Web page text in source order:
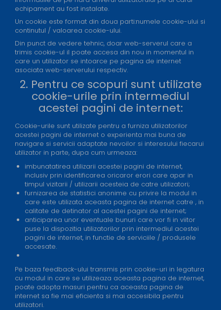
echipament au fost instalate.
Un cookie este format din doua parti:numele cookie-ului si
continutul / valoarea cookie-ului.
Din punct de vedere tehnic, doar web-serverul care a
trimis cookie-ul il poate accesa din nou in momentul in
care un utilizator se intoarce pe pagina de internet
asociata web-serverului respectiv.
2. Pentru ce scopuri sunt utilizate
cookie-urile prin intermediul
acestei pagini de internet:
Cookie-urile sunt utilizate pentru a furniza utilizatorilor
acestei pagini de internet o experienta mai buna de
navigare si servicii adaptate nevoilor si interesului fiecarui
utilizator in parte, dupa cum urmeaza:
imbunatatirea utilizarii acestei pagini de internet,
inclusiv prin identificarea oricaror erori care apar in
timpul vizitarii / utilizarii acesteia de catre utilizatori;
furnizarea de statistici anonime cu privire la modul in
care este utilizata aceasta pagina de internet catre , in
calitate de detinator al acestei pagini de internet;
anticiparea unor eventuale bunuri care vor fi in viitor
puse la dispozitia utilizatorilor prin intermediul acestei
pagini de internet, in functie de serviciile / produsele
accesate.
Pe baza feedback-ului transmis prin cookie-uri in legatura
cu modul in care se utilizeaza aceasta pagina de internet,
poate adopta masuri pentru ca aceasta pagina de
internet sa fie mai eficienta si mai accesibila pentru
utilizatori.